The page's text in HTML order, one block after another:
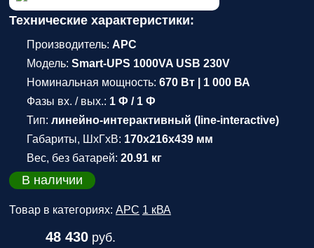
Технические характеристики:
Производитель: APC
Модель: Smart-UPS 1000VA USB 230V
Номинальная мощность: 670 Вт | 1 000 ВА
Фазы вх. / вых.: 1 Ф / 1 Ф
Тип: линейно-интерактивный (line-interactive)
Габариты, ШхГхВ: 170x216x439 мм
Вес, без батарей: 20.91 кг
В наличии
Товар в категориях: APC 1 кВА
48 430руб.